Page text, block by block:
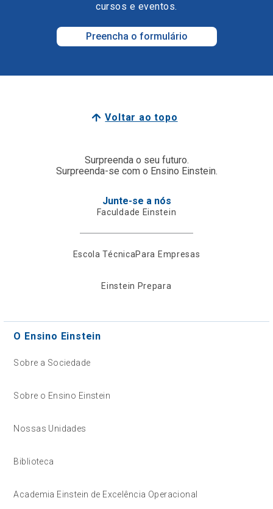
cursos e eventos.
Preencha o formulário
Voltar ao topo
Surpreenda o seu futuro.
Surpreenda-se com o Ensino Einstein.
Junte-se a nós
Faculdade Einstein
Escola TécnicaPara Empresas
Einstein Prepara
O Ensino Einstein
Sobre a Sociedade
Sobre o Ensino Einstein
Nossas Unidades
Biblioteca
Academia Einstein de Excelência Operacional